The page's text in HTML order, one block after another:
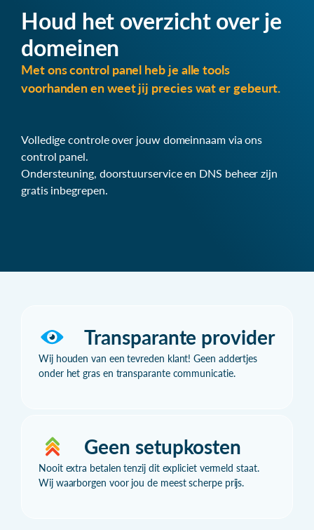
Houd het overzicht over je
domeinen
Met ons control panel heb je alle tools
voorhanden en weet jij precies wat er gebeurt.
Volledige controle over jouw domeinnaam via ons
control panel.
Ondersteuning, doorstuurservice en DNS beheer zijn
gratis inbegrepen.
Transparante provider
Wij houden van een tevreden klant! Geen addertjes
onder het gras en transparante communicatie.
Geen setupkosten
Nooit extra betalen tenzij dit expliciet vermeld staat.
Wij waarborgen voor jou de meest scherpe prijs.